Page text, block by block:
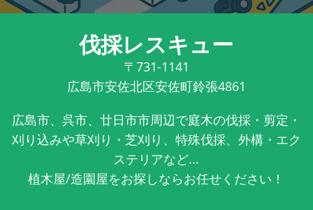
伐採レスキュー
〒731-1141
広島市安佐北区安佐町鈴張4861
広島市、呉市、廿日市市周辺で庭木の伐採・剪定・
刈り込みや草刈り・芝刈り、特殊伐採、外構・エク
ステリアなど...
植木屋/造園屋をお探しならお任せください！